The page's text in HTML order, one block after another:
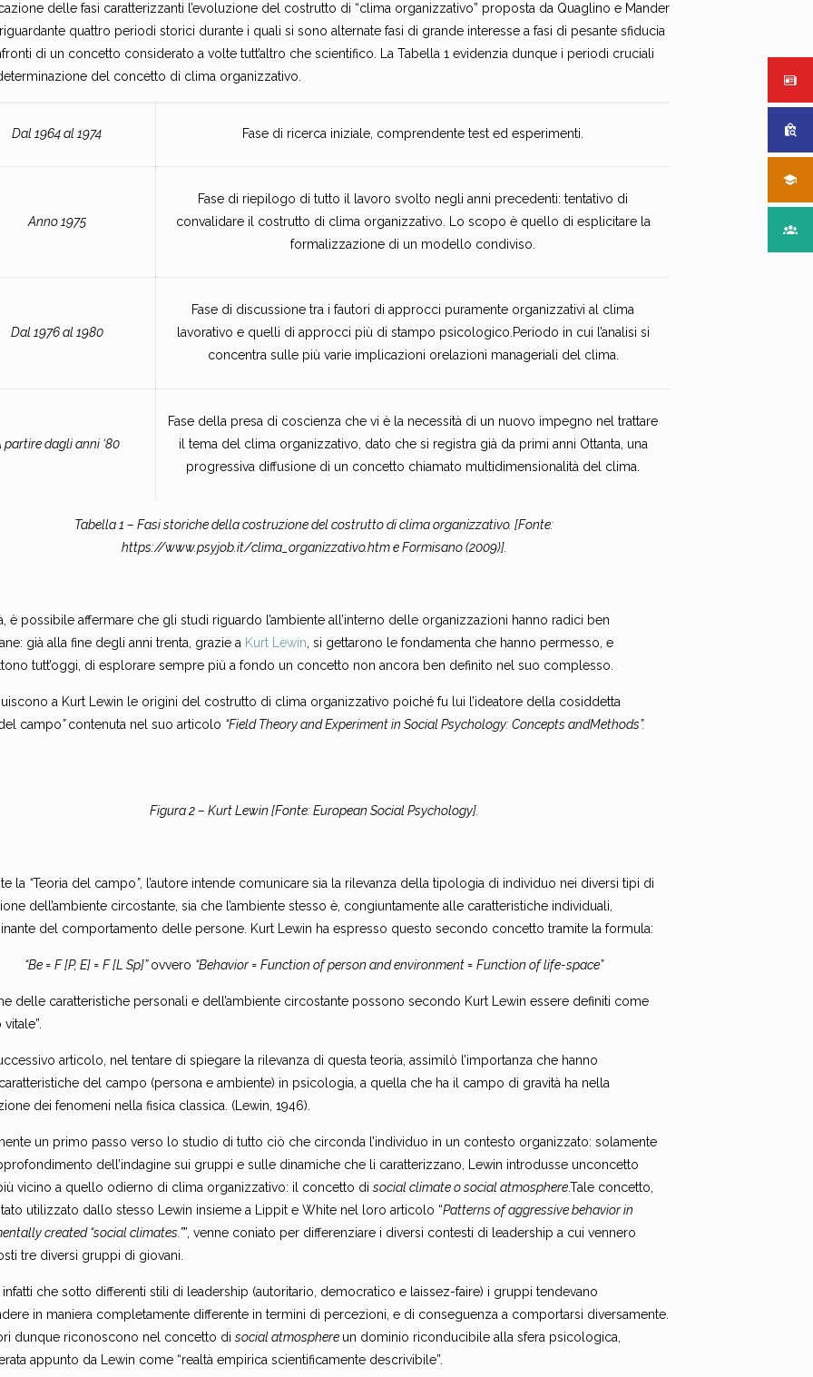
delle fasi caratterizzanti l’evoluzione del costrutto di “clima organizzativo” proposta da Quaglino e Mander
riguardante quattro periodi storici durante i quali si sono alternate fasi di grande interesse a fasi di pesante sfiducia
di un concetto considerato a volte tutt’altro che scientifico. La Tabella 1 evidenzia dunque i periodi cruciali
del concetto di clima organizzativo.
Dal 1964 al 1974 Fase di ricerca iniziale, comprendente test ed esperimenti.
Anno 1975
Fase di riepilogo di tutto il lavoro svolto negli anni precedenti: tentativo di
convalidare il costrutto di clima organizzativo. Lo scopo è quello di esplicitare la
formalizzazione di un modello condiviso.
Dal 1976 al 1980
Fase di discussione tra i fautori di approcci puramente organizzativi al clima
lavorativo e quelli di approcci più di stampo psicologico.Periodo in cui l’analisi si
concentra sulle più varie implicazioni orelazioni manageriali del clima.
partire dagli anni ‘80
Fase della presa di coscienza che vi è la necessità di un nuovo impegno nel trattare
il tema del clima organizzativo, dato che si registra già da primi anni Ottanta, una
progressiva diffusione di un concetto chiamato multidimensionalità del clima.
Tabella 1 – Fasi storiche della costruzione del costrutto di clima organizzativo. [Fonte:
https://www.psyjob.it/clima_organizzativo.htm e Formisano (2009)].
è possibile affermare che gli studi riguardo l’ambiente all’interno delle organizzazioni hanno radici ben
già alla fine degli anni trenta, grazie a Kurt Lewin, si gettarono le fondamenta che hanno permesso, e
tutt’oggi, di esplorare sempre più a fondo un concetto non ancora ben definito nel suo complesso.
a Kurt Lewin le origini del costrutto di clima organizzativo poiché fu lui l’ideatore della cosiddetta
campo”contenuta nel suo articolo “Field Theory and Experiment in Social Psychology: Concepts andMethods”.
Figura 2 – Kurt Lewin [Fonte: European Social Psychology].
la “Teoria del campo”, l’autore intende comunicare sia la rilevanza della tipologia di individuo nei diversi tipi di
dell’ambiente circostante, sia che l’ambiente stesso è, congiuntamente alle caratteristiche individuali,
del comportamento delle persone. Kurt Lewin ha espresso questo secondo concetto tramite la formula:
“Be = F [P, E] = F [L Sp]”ovvero “Behavior = Function of person and environment = Function of life-space”
delle caratteristiche personali e dell’ambiente circostante possono secondo Kurt Lewin essere definiti come
vitale”.
articolo, nel tentare di spiegare la rilevanza di questa teoria, assimilò l’importanza che hanno
del campo (persona e ambiente) in psicologia, a quella che ha il campo di gravità ha nella
dei fenomeni nella fisica classica. (Lewin, 1946).
un primo passo verso lo studio di tutto ciò che circonda l’individuo in un contesto organizzato: solamente
dell’indagine sui gruppi e sulle dinamiche che li caratterizzano, Lewin introdusse unconcetto
vicino a quello odierno di clima organizzativo: il concetto disocial climate o social atmosphere.Tale concetto,
utilizzato dallo stesso Lewin insieme a Lippit e White nel loro articolo “Patterns of aggressive behavior in
created “social climates.””, venne coniato per differenziare i diversi contesti di leadership a cui vennero
tre diversi gruppi di giovani.
infatti che sotto differenti stili di leadership (autoritario, democratico e laissez-faire) i gruppi tendevano
in maniera completamente differente in termini di percezioni, e di conseguenza a comportarsi diversamente.
dunque riconoscono nel concetto disocial atmosphere un dominio riconducibile alla sfera psicologica,
appunto da Lewin come “realtà empirica scientificamente descrivibile”.